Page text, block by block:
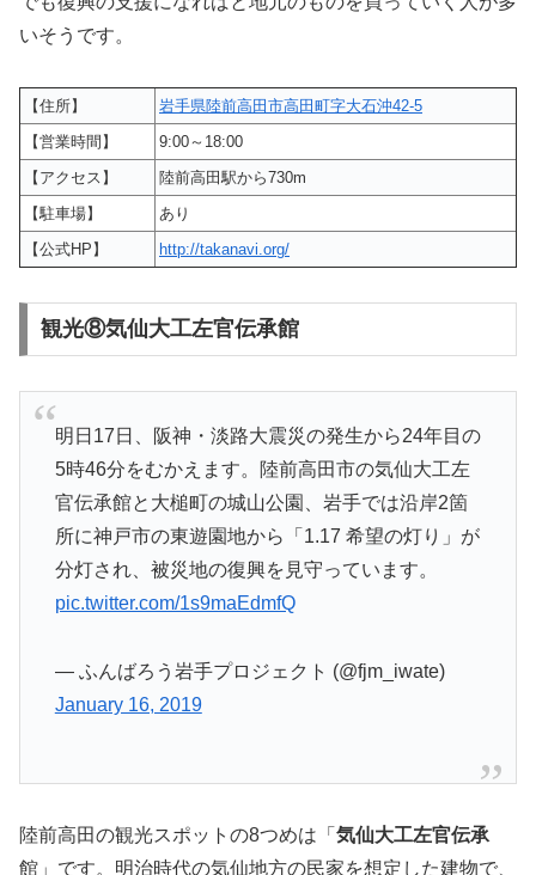
いそうです。
【住所】
岩手県陸前高田市高田町字大石沖42-5
【営業時間】
9:00～18:00
【アクセス】
陸前高田駅から730m
【駐車場】
あり
【公式HP】
http://takanavi.org/
観光⑧気仙大工左官伝承館
明日17日、阪神・淡路大震災の発生から24年目の
5時46分をむかえます。陸前高田市の気仙大工左
官伝承館と大槌町の城山公園、岩手では沿岸2箇
所に神戸市の東遊園地から「1.17 希望の灯り」が
分灯され、被災地の復興を見守っています。
pic.twitter.com/1s9maEdmfQ
— ふんばろう岩手プロジェクト (@fjm_iwate)
January 16, 2019
陸前高田の観光スポットの8つめは「 気仙大工左官伝承
館」です。明治時代の気仙地方の民家を想定した建物で、